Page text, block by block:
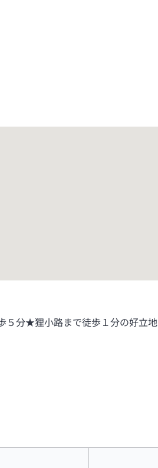
５分★狸小路まで徒歩１分の好立地